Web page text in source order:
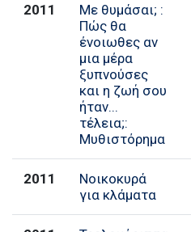
2011
Με θυμάσαι; :
Πώς θα
ένοιωθες αν
μια μέρα
ξυπνούσες
και η ζωή σου
ήταν...
τέλεια;:
Μυθιστόρημα
2011
Νοικοκυρά
για κλάματα